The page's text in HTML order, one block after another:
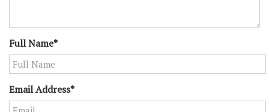
Full Name*
Email Address*